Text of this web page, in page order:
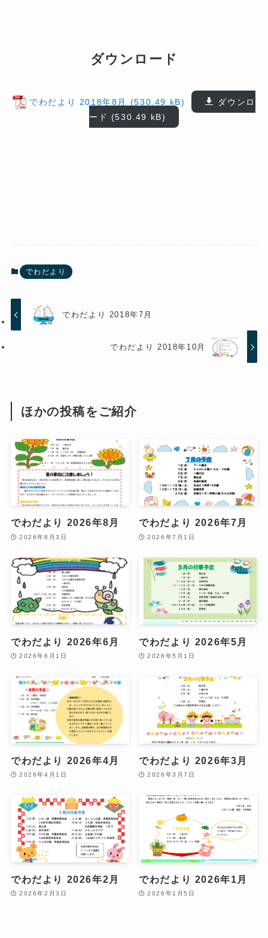
ダウンロード
でわだより 2018年8月
ダウンロ
ード
でわだより
でわだより 2018年7月
でわだより 2018年10月
ほかの投稿をご紹介
でわだより 2026年8月
2026年8月3日
でわだより 2026年7月
2026年7月1日
でわだより 2026年6月
2026年6月1日
でわだより 2026年5月
2026年5月1日
でわだより 2026年4月
2026年4月1日
でわだより 2026年3月
2026年3月7日
でわだより 2026年2月
2026年2月3日
でわだより 2026年1月
2026年1月5日